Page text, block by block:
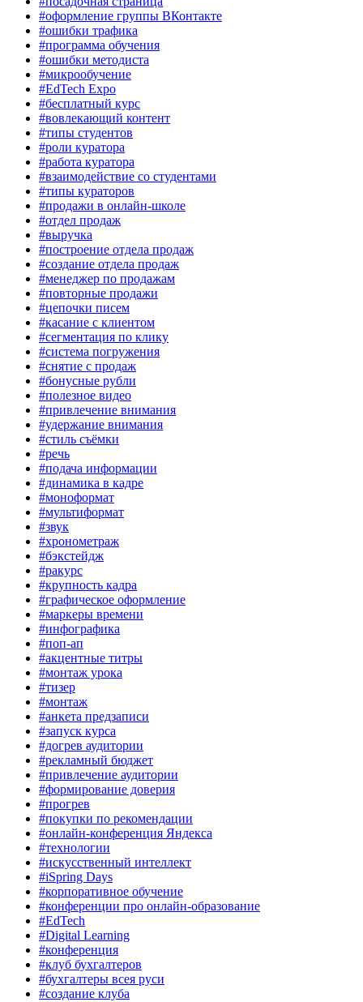
#оформление группы ВКонтакте
#ошибки трафика
#программа обучения
#ошибки методиста
#микрообучение
#EdTech Expo
#бесплатный курс
#вовлекающий контент
#типы студентов
#роли куратора
#работа куратора
#взаимодействие со студентами
#типы кураторов
#продажи в онлайн-школе
#отдел продаж
#выручка
#построение отдела продаж
#создание отдела продаж
#менеджер по продажам
#повторные продажи
#цепочки писем
#касание с клиентом
#сегментация по клику
#система погружения
#снятие с продаж
#бонусные рубли
#полезное видео
#привлечение внимания
#удержание внимания
#стиль съёмки
#речь
#подача информации
#динамика в кадре
#моноформат
#мультиформат
#звук
#хронометраж
#бэкстейдж
#ракурс
#крупность кадра
#графическое оформление
#маркеры времени
#инфографика
#поп-ап
#акцентные титры
#монтаж урока
#тизер
#монтаж
#анкета предзаписи
#запуск курса
#догрев аудитории
#рекламный бюджет
#привлечение аудитории
#формирование доверия
#прогрев
#покупки по рекомендации
#онлайн-конференция Яндекса
#технологии
#искусственный интеллект
#iSpring Days
#корпоративное обучение
#конференции про онлайн-образование
#EdTech
#Digital Learning
#конференция
#клуб бухгалтеров
#бухгалтеры всея руси
#создание клуба